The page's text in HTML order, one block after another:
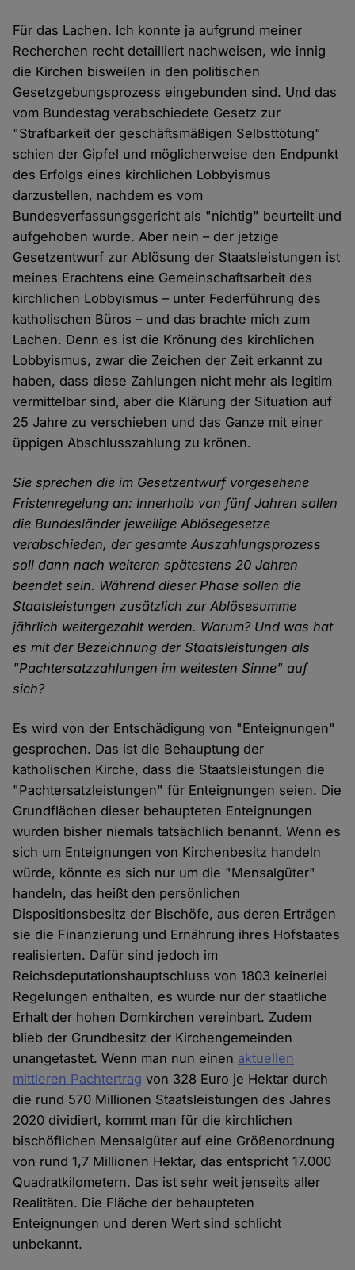
Für das Lachen. Ich konnte ja aufgrund meiner
Recherchen recht detailliert nachweisen, wie innig
die Kirchen bisweilen in den politischen
Gesetzgebungsprozess eingebunden sind. Und das
vom Bundestag verabschiedete Gesetz zur
"Strafbarkeit der geschäftsmäßigen Selbsttötung"
schien der Gipfel und möglicherweise den Endpunkt
des Erfolgs eines kirchlichen Lobbyismus
darzustellen, nachdem es vom
Bundesverfassungsgericht als "nichtig" beurteilt und
aufgehoben wurde. Aber nein – der jetzige
Gesetzentwurf zur Ablösung der Staatsleistungen ist
meines Erachtens eine Gemeinschaftsarbeit des
kirchlichen Lobbyismus – unter Federführung des
katholischen Büros – und das brachte mich zum
Lachen. Denn es ist die Krönung des kirchlichen
Lobbyismus, zwar die Zeichen der Zeit erkannt zu
haben, dass diese Zahlungen nicht mehr als legitim
vermittelbar sind, aber die Klärung der Situation auf
25 Jahre zu verschieben und das Ganze mit einer
üppigen Abschlusszahlung zu krönen.
Sie sprechen die im Gesetzentwurf vorgesehene
Fristenregelung an: Innerhalb von fünf Jahren sollen
die Bundesländer jeweilige Ablösegesetze
verabschieden, der gesamte Auszahlungsprozess
soll dann nach weiteren spätestens 20 Jahren
beendet sein. Während dieser Phase sollen die
Staatsleistungen zusätzlich zur Ablösesumme
jährlich weitergezahlt werden. Warum? Und was hat
es mit der Bezeichnung der Staatsleistungen als
"Pachtersatzzahlungen im weitesten Sinne" auf
sich?
Es wird von der Entschädigung von "Enteignungen"
gesprochen. Das ist die Behauptung der
katholischen Kirche, dass die Staatsleistungen die
"Pachtersatzleistungen" für Enteignungen seien. Die
Grundflächen dieser behaupteten Enteignungen
wurden bisher niemals tatsächlich benannt. Wenn es
sich um Enteignungen von Kirchenbesitz handeln
würde, könnte es sich nur um die "Mensalgüter"
handeln, das heißt den persönlichen
Dispositionsbesitz der Bischöfe, aus deren Erträgen
sie die Finanzierung und Ernährung ihres Hofstaates
realisierten. Dafür sind jedoch im
Reichsdeputationshauptschluss von 1803 keinerlei
Regelungen enthalten, es wurde nur der staatliche
Erhalt der hohen Domkirchen vereinbart. Zudem
blieb der Grundbesitz der Kirchengemeinden
unangetastet. Wenn man nun einen aktuellen
mittleren Pachtertrag von 328 Euro je Hektar durch
die rund 570 Millionen Staatsleistungen des Jahres
2020 dividiert, kommt man für die kirchlichen
bischöflichen Mensalgüter auf eine Größenordnung
von rund 1,7 Millionen Hektar, das entspricht 17.000
Quadratkilometern. Das ist sehr weit jenseits aller
Realitäten. Die Fläche der behaupteten
Enteignungen und deren Wert sind schlicht
unbekannt.